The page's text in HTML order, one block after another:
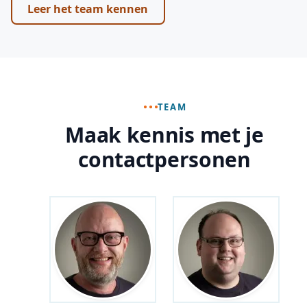
Leer het team kennen
TEAM
Maak kennis met je
contactpersonen